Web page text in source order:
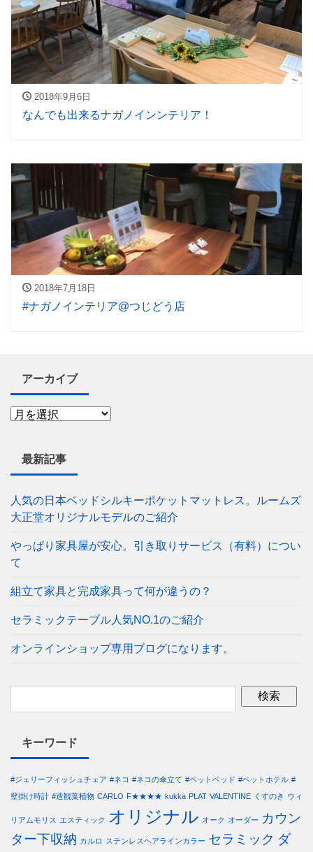
2018年9月6日
なんでも出来るナガノインンテリア！
2018年7月18日
#ナガノインテリア@つじどう店
アーカイブ
最新記事
人気の日本ベッドシルキーポケットマットレス。ルームズ
大正堂オリジナルモデルのご紹介
やっぱり家具屋が安心。引き取りサービス（有料）につい
て
組立て家具と完成家具って何が違うの？
セラミックテーブル人気NO.1のご紹介
オンラインショップ専用ブログになります。
キーワード
#ジェリーフィッシュチェア #ネコ #ネコの傘立て #ペットベッド #ペットホテル #
壁掛け時計 #造観葉植物 CARLO F★★★★ kukka PLAT VALENTINE くすのき ウィ
リアムモリス エスティック オリジナル オーク オーダー カウン
ター下収納 カルロ ステンレスヘアラインカラー セラミック ダ